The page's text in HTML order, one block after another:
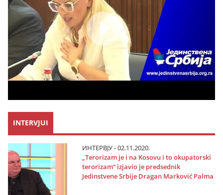
INTERVJUI
ИНТЕРВЈУ - 02.11.2020.
„Terorizam јe i na Kosovu i to okupatorski
terorizam“ izјavio јe predsednik
Јedinstvene Srbiјe Dragan Marković Palma